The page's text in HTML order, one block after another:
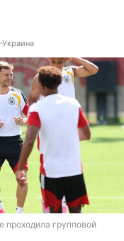
проходила групповой